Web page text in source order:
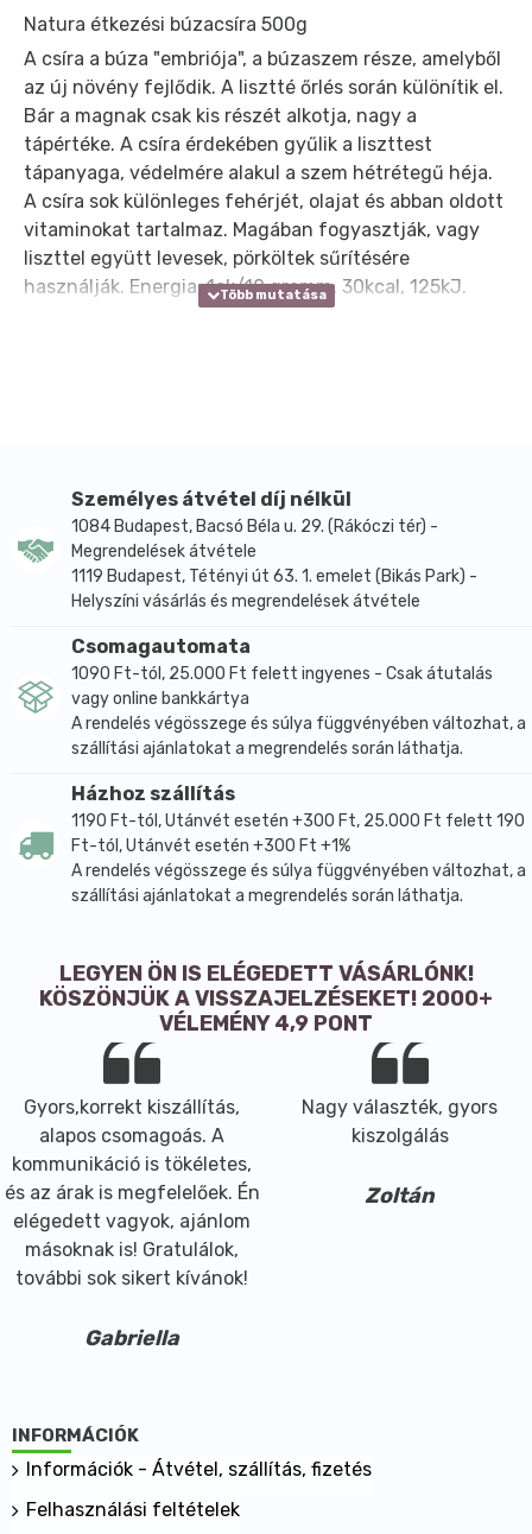
Natura étkezési búzacsíra 500g
A csíra a búza "embriója", a búzaszem része, amelyből
az új növény fejlődik. A lisztté őrlés során különítik el.
Bár a magnak csak kis részét alkotja, nagy a
tápértéke. A csíra érdekében gyűlik a liszttest
tápanyaga, védelmére alakul a szem hétrétegű héja.
A csíra sok különleges fehérjét, olajat és abban oldott
vitaminokat tartalmaz. Magában fogyasztják, vagy
liszttel együtt levesek, pörköltek sűrítésére
használják. Energia: 1ek/10 gramm, 30kcal, 125kJ.
Szénhidrát 42 g
-amelyből cukrok 0,2 g
Fehérje 30 g
0 g
Felhasználási javaslat:
Felhasználható közvetlenül fogyasztva (müzlihez,
joghurtba keverve) vagy kenyér, sütemény
tésztájához adva.
Állagánál és ízénél fogva diós süteményekben a dió
Tárolás:
száraz, hűvös helyen.
Milyen diétába illeszthető:
- vegetáriánus
Személyes átvétel díj nélkül
1084 Budapest, Bacsó Béla u. 29. (Rákóczi tér) -
Megrendelések átvétele
1119 Budapest, Tétényi út 63. 1. emelet (Bikás Park) -
Helyszíni vásárlás és megrendelések átvétele
Csomagautomata
1090 Ft-tól, 25.000 Ft felett ingyenes - Csak átutalás
vagy online bankkártya
A rendelés végösszege és súlya függvényében változhat, a
szállítási ajánlatokat a megrendelés során láthatja.
Házhoz szállítás
1190 Ft-tól, Utánvét esetén +300 Ft, 25.000 Ft felett 190
Ft-tól, Utánvét esetén +300 Ft +1%
A rendelés végösszege és súlya függvényében változhat, a
szállítási ajánlatokat a megrendelés során láthatja.
LEGYEN ÖN IS ELÉGEDETT VÁSÁRLÓNK!
KÖSZÖNJÜK A VISSZAJELZÉSEKET! 2000+
VÉLEMÉNY 4,9 PONT
Gyors,korrekt kiszállítás,
alapos csomagoás. A
kommunikáció is tökéletes,
és az árak is megfelelőek. Én
elégedett vagyok, ajánlom
másoknak is! Gratulálok,
további sok sikert kívánok!
Gabriella
Nagy választék, gyors
kiszolgálás
Zoltán
INFORMÁCIÓK
Információk - Átvétel, szállítás, fizetés
Felhasználási feltételek